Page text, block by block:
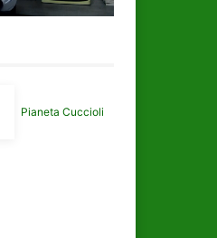
Pianeta Cuccioli